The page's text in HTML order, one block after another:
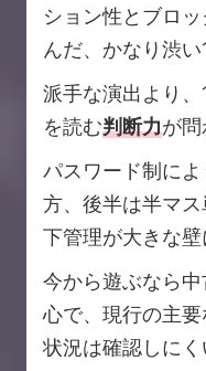
ション性とブロ
んだ、かなり渋い
派手な演出より
を読む判断力が問
パスワード制に
方、後半は半マ
下管理が大きな壁
今から遊ぶなら
心で、現行の主
状況は確認しにく